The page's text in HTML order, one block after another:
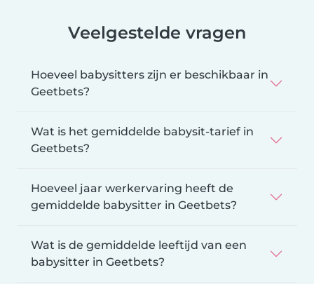
Veelgestelde vragen
Hoeveel babysitters zijn er beschikbaar in
Geetbets?
Wat is het gemiddelde babysit-tarief in
Geetbets?
Hoeveel jaar werkervaring heeft de
gemiddelde babysitter in Geetbets?
Wat is de gemiddelde leeftijd van een
babysitter in Geetbets?